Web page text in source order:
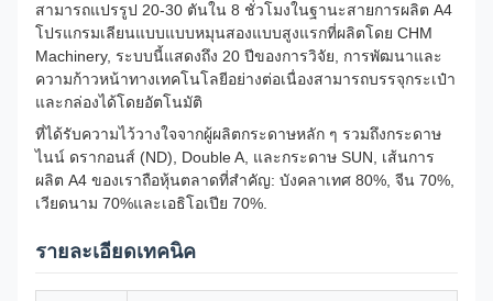
สามารถแปรรูป 20-30 ตันใน 8 ชั่วโมงในฐานะสายการผลิต A4
โปรแกรมเลียนแบบแบบหมุนสองแบบสูงแรกที่ผลิตโดย CHM
Machinery, ระบบนี้แสดงถึง 20 ปีของการวิจัย, การพัฒนาและ
ความก้าวหน้าทางเทคโนโลยีอย่างต่อเนื่องสามารถบรรจุกระเป๋า
และกล่องได้โดยอัตโนมัติ
ที่ได้รับความไว้วางใจจากผู้ผลิตกระดาษหลัก ๆ รวมถึงกระดาษ
ไนน์ ดรากอนส์ (ND), Double A, และกระดาษ SUN, เส้นการ
ผลิต A4 ของเราถือหุ้นตลาดที่สําคัญ: บังคลาเทศ 80%, จีน 70%,
เวียดนาม 70%และเอธิโอเปีย 70%.
รายละเอียดเทคนิค